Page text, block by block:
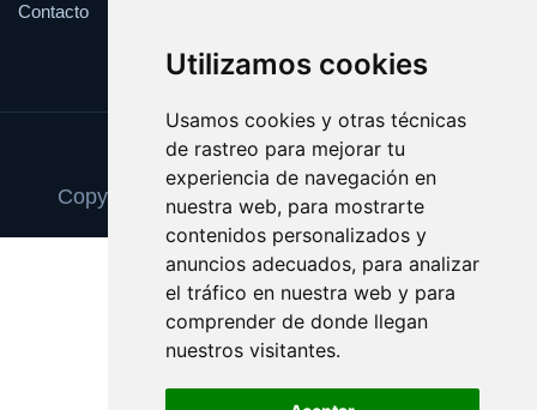
Utilizamos cookies
Usamos cookies y otras técnicas
de rastreo para mejorar tu
experiencia de navegación en
nuestra web, para mostrarte
contenidos personalizados y
anuncios adecuados, para analizar
el tráfico en nuestra web y para
comprender de donde llegan
nuestros visitantes.
Contacto
Update cookies preferences
Copyright © 2025 librosdescatalogados.com